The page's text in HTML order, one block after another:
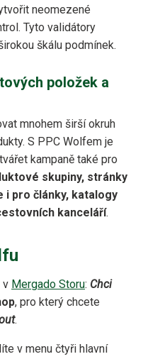
neomezené
Tyto validátory
škálu podmínek.
položek a
mnohem širší okruh
S PPC Wolfem je
kampaně také pro
skupiny, stránky
i pro články, katalogy
kanceláří.
v Mergado Storu: Chci
, pro který chcete
.
v menu čtyři hlavní